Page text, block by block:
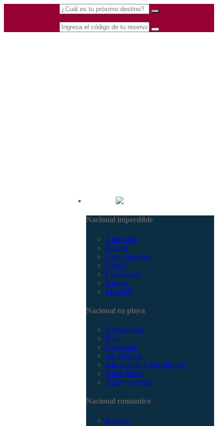
Nacional imperdible
Amazonas
Bogotá
Caño Cristales
Chocó
Eje cafetero
Guajira
Medellín
Nacional en playa
Barranquilla
Barú
Cartagena
Isla Múcura
San Andrés y Providencia
Santa Marta
Tolú y coveñas
Nacional romántico
Boyacá